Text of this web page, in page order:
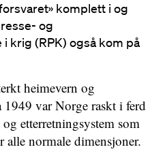
komplett i og
og
krig (RPK) også kom på
heimevern og
var Norge raskt i ferd
etterretningsystem som
alle normale dimensjoner.